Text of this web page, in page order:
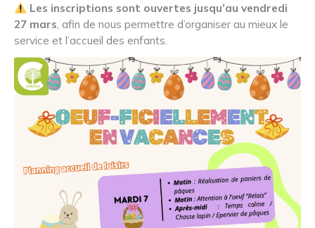
Les inscriptions sont ouvertes jusqu’au vendredi
27 mars, afin de nous permettre d’organiser au mieux le
service et l’accueil des enfants.